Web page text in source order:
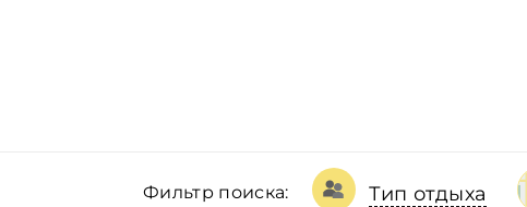
Фильтр поиска: Тип отдыха